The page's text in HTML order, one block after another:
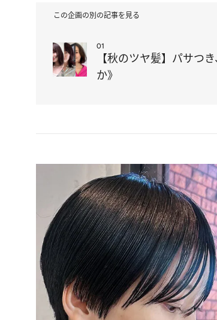
この企画の別の記事を見る
01
【秋のツヤ髪】パサつ
か》